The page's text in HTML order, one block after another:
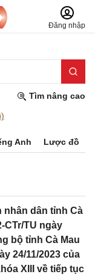
Đăng nhập
Tìm nâng cao
Anh Lược đồ
nhân dân tỉnh Cà
CTr/TU ngày
bộ tỉnh Cà Mau
24/11/2023 của
XIII về tiếp tục